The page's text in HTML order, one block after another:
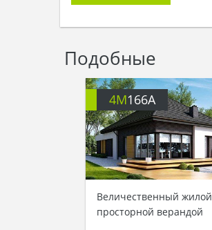
Подобные
4M166A
Величественный
просторной верандой